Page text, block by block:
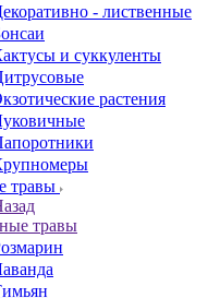
- лиственные
и суккуленты
растения
травы
травы